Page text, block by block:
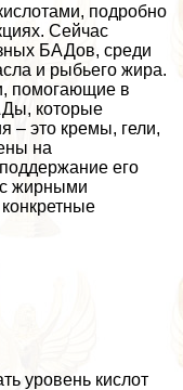
подробно
Сейчас
БАДов, среди
и рыбьего жира.
помогающие в
которые
– это кремы, гели,
на
его
жирными
уровень кислот